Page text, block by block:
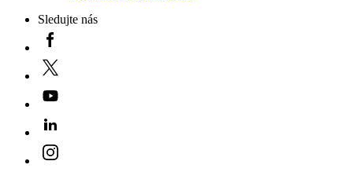
Sledujte nás